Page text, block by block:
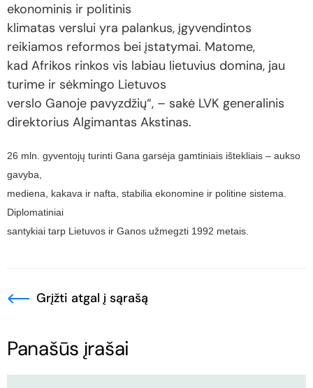
ekonominis ir politinis
klimatas verslui yra palankus, įgyvendintos
reikiamos reformos bei įstatymai. Matome,
kad Afrikos rinkos vis labiau lietuvius domina, jau
turime ir sėkmingo Lietuvos
verslo Ganoje pavyzdžių“, – sakė LVK generalinis
direktorius Algimantas Akstinas.
26 mln. gyventojų turinti Gana garsėja gamtiniais ištekliais – aukso
gavyba,
mediena, kakava ir nafta, stabilia ekonomine ir politine sistema.
Diplomatiniai
santykiai tarp Lietuvos ir Ganos užmegzti 1992 metais.
Grįžti atgal į sąrašą
Panašūs įrašai